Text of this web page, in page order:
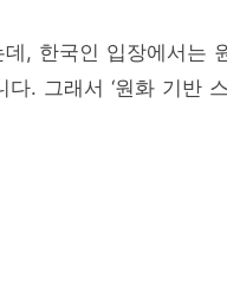
, 한국인 입장에서는
. 그래서 ‘원화 기반 스